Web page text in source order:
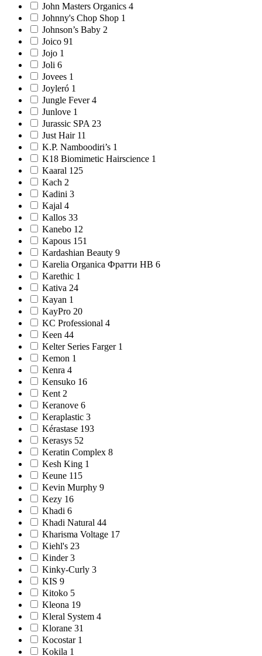
John Masters Organics 4
Johnny's Chop Shop 1
Johnson’s Baby 2
Joico 91
Jojo 1
Joli 6
Jovees 1
Joyleró 1
Jungle Fever 4
Junlove 1
Jurassic SPA 23
Just Hair 11
K.P. Namboodiri’s 1
K18 Biomimetic Hairscience 1
Kaaral 125
Kach 2
Kadini 3
Kajal 4
Kallos 33
Kanebo 12
Kapous 151
Kardashian Beauty 9
Karelia Organica Фратти НВ 6
Karethic 1
Kativa 24
Kayan 1
KayPro 20
KC Professional 4
Keen 44
Kelter Series Farger 1
Kemon 1
Kenra 4
Kensuko 16
Kent 2
Keranove 6
Keraplastic 3
Kérastase 193
Kerasys 52
Keratin Complex 8
Kesh King 1
Keune 115
Kevin Murphy 9
Kezy 16
Khadi 6
Khadi Natural 44
Kharisma Voltage 17
Kiehl's 23
Kinder 3
Kinky-Curly 3
KIS 9
Kitoko 5
Kleona 19
Kleral System 4
Klorane 31
Kocostar 1
Kokila 1